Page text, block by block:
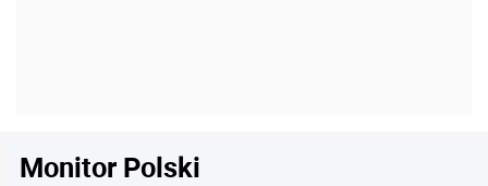
Monitor Polski